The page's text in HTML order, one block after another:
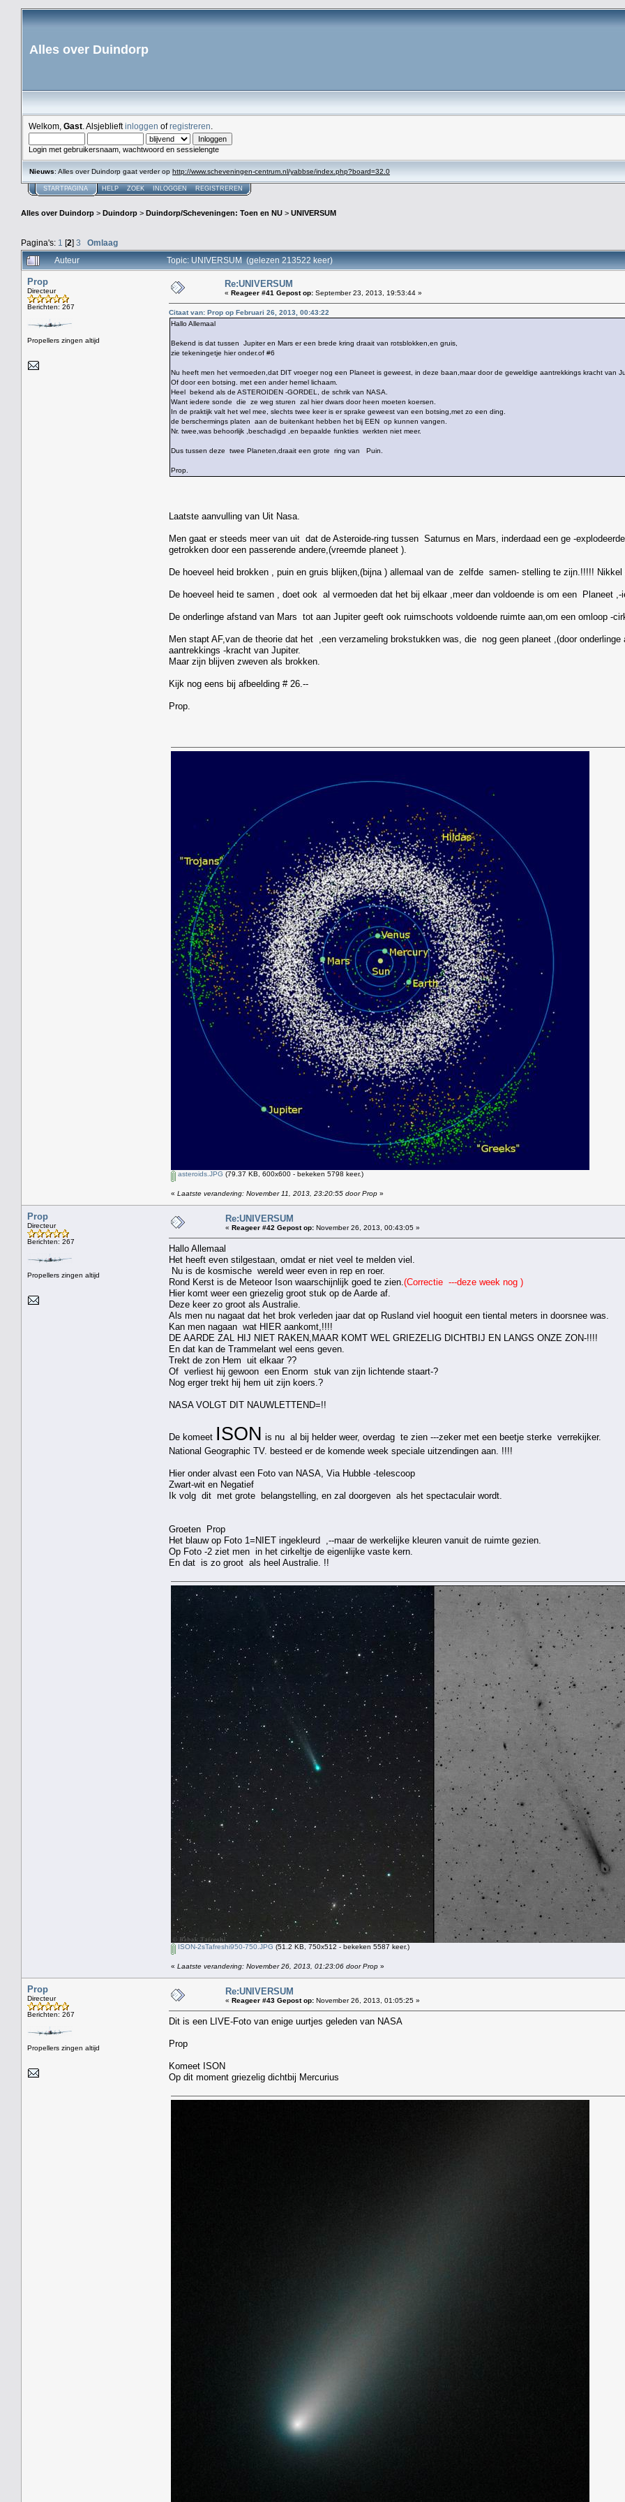
Alles over Duindorp
Welkom, Gast . Alsjeblieftinloggen ofregistreren
Login met gebruikersnaam, wachtwoord en sessielengte
Nieuws: Alles over Duindorp gaat verder op http://www.scheveningen-centrum.nl/yabbse/index.php?board=32.0
STARTPAGINA HELP ZOEK INLOGGEN REGISTREREN
Alles over Duindorp > Duindorp > Duindorp/Scheveningen: Toen en NU > UNIVERSUM
Pagina's: 1 [2] 3 Omlaag
Auteur Topic: UNIVERSUM (gelezen 213522 keer)
Prop
Directeur
Berichten: 267
Propellers zingen altijd
Re:UNIVERSUM
« Reageer #41 Gepost op: September 23, 2013, 19:53:44 »
Citaat van: Prop op Februari 26, 2013, 00:43:22
Hallo Allemaal
Bekend is dat tussen Jupiter en Mars er een brede kring draait van rotsblokken,en gruis,
zie tekeningetje hier onder.of #6
Nu heeft men het vermoeden,dat DIT vroeger nog een Planeet is geweest, in deze baan,maar door de geweldige aantrekkings kracht van
Of door een botsing. met een ander hemel lichaam.
Heel bekend als de ASTEROIDEN -GORDEL, de schrik van NASA.
Want iedere sonde die ze weg sturen zal hier dwars door heen moeten koersen.
In de praktijk valt het wel mee, slechts twee keer is er sprake geweest van een botsing,met zo een ding.
de berschermings platen aan de buitenkant hebben het bij EEN op kunnen vangen.
Nr. twee,was behoorlijk ,beschadigd ,en bepaalde funkties werkten niet meer.
Dus tussen deze twee Planeten,draait een grote ring van Puin.
Prop.
Laatste aanvulling van Uit Nasa.
Men gaat er steeds meer van uit dat de Asteroide-ring tussen Saturnus en Mars, inderdaad een ge -
getrokken door een passerende andere,(vreemde planeet ).
De hoeveel heid brokken , puin en gruis blijken,(bijna ) allemaal van de zelfde samen- stelling te zijn.!!!!! Nikkel
De hoeveel heid te samen , doet ook al vermoeden dat het bij elkaar ,meer dan voldoende is om een Planeet
De onderlinge afstand van Mars tot aan Jupiter geeft ook ruimschoots voldoende ruimte aan,om een omloop -
Men stapt AF,van de theorie dat het ,een verzameling brokstukken was, die nog geen planeet ,(door
aantrekkings -kracht van Jupiter.
Maar zijn blijven zweven als brokken.
Kijk nog eens bij afbeelding # 26.--
Prop.
asteroids.JPG (79.37 KB, 600x600 - bekeken 5798 keer.)
« Laatste verandering: November 11, 2013, 23:20:55 door Prop »
Prop
Directeur
Berichten: 267
Propellers zingen altijd
Re:UNIVERSUM
« Reageer #42 Gepost op: November 26, 2013, 00:43:05 »
Hallo Allemaal
Het heeft even stilgestaan, omdat er niet veel te melden viel.
Nu is de kosmische wereld weer even in rep en roer.
Rond Kerst is de Meteoor Ison waarschijnlijk goed te zien. (Correctie ---deze week nog )
Hier komt weer een griezelig groot stuk op de Aarde af.
Deze keer zo groot als Australie.
Als men nu nagaat dat het brok verleden jaar dat op Rusland viel hooguit een tiental meters in doorsnee was.
Kan men nagaan wat HIER aankomt,!!!!
DE AARDE ZAL HIJ NIET RAKEN,MAAR KOMT WEL GRIEZELIG DICHTBIJ EN LANGS ONZE ZON-!!!!
En dat kan de Trammelant wel eens geven.
Trekt de zon Hem uit elkaar ??
Of verliest hij gewoon een Enorm stuk van zijn lichtende staart-?
Nog erger trekt hij hem uit zijn koers.?
NASA VOLGT DIT NAUWLETTEND=!!
De komeet ISON is nu al bij helder weer, overdag te zien ---zeker met een beetje sterke verrekijker.
National Geographic TV. besteed er de komende week speciale uitzendingen aan. !!!!
Hier onder alvast een Foto van NASA, Via Hubble -telescoop
Zwart-wit en Negatief
Ik volg dit met grote belangstelling, en zal doorgeven als het spectaculair wordt.
Groeten Prop
Het blauw op Foto 1=NIET ingekleurd ,--maar de werkelijke kleuren vanuit de ruimte gezien.
Op Foto -2 ziet men in het cirkeltje de eigenlijke vaste kern.
En dat is zo groot als heel Australie. !!
ISON-2sTafreshi950-750.JPG (51.2 KB, 750x512 - bekeken 5587 keer.)
« Laatste verandering: November 26, 2013, 01:23:06 door Prop »
Prop
Directeur
Berichten: 267
Propellers zingen altijd
Re:UNIVERSUM
« Reageer #43 Gepost op: November 26, 2013, 01:05:25 »
Dit is een LIVE-Foto van enige uurtjes geleden van NASA
Prop
Komeet ISON
Op dit moment griezelig dichtbij Mercurius